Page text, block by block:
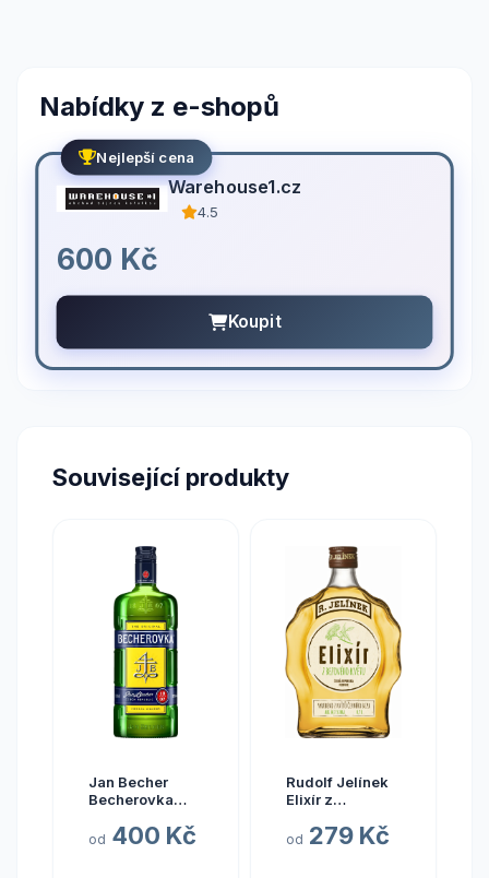
Nabídky z e-shopů
Nejlepší cena
Warehouse1.cz
4.5
600 Kč
Koupit
Související produkty
Jan Becher
Becherovka
láhev)
od 400 Kč
Rudolf Jelínek
Elixír z
14,7% 0,7l (holá
od 279 Kč